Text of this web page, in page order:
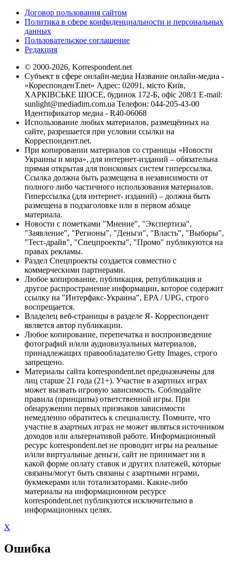
Договор пользования сайтом
Политика в сфере конфиденциальности и персональных
данных
Пользовательское соглашение
Редакция
© 2000-2026, Korrespondent.net
Субъект в сфере онлайн-медиа Название онлайн-медиа -
«КореспонденТ.net» Адрес: 02091, місто Київ,
ХАРКІВСЬКЕ ШОСЕ, будинок 172-Б, офіс 208/1 E-mail:
sunlight@mediadim.com.ua Телефон: 044-205-43-00
Идентификатор медиа - R40-06068
Использование любых материалов, размещённых на
сайте, разрешается при условии ссылки на
Корреспондент.net.
При копировании материалов со страницы «Новости
Украины и мира», для интернет-изданий – обязательна
прямая открытая для поисковых систем гиперссылка.
Ссылка должна быть размещена в независимости от
полного либо частичного использования материалов.
Гиперссылка (для интернет- изданий) – должна быть
размещена в подзаголовке или в первом абзаце
материала.
Новости с пометками "Мнение", "Экспертиза",
"Заявление", "Регионы", "Деньги", "Власть", "Выборы",
"Тест-драйв", "Спецпроекты", "Промо" публикуются на
правах рекламы.
Раздел Спецпроекты создается совместно с
коммерческими партнерами.
Любое копирование, публикация, републикация и
другое распространение информации, которое содержит
ссылку на "Интерфакс-Украина", EPA / UPG, строго
воспрещается.
Владелец веб-страницы в разделе Я- Корреспондент
является автор публикации.
Любое копирование, перепечатка и воспроизведение
фотографий и/или аудиовизуальных материалов,
принадлежащих правообладателю Getty Images, строго
запрещено.
Материалы сайта korrespondent.net предназначены для
лиц старше 21 года (21+). Участие в азартных играх
может вызвать игровую зависимость. Соблюдайте
правила (принципы) ответственной игры. При
обнаружении первых признаков зависимости
немедленно обратитесь к специалисту. Помните, что
участие в азартных играх не может являться источником
доходов или альтернативой работе. Информационный
ресурс korrespondent.net не проводит игры на реальные
и/или виртуальные деньги, сайт не принимает ни в
какой форме оплату ставок и других платежей, которые
связаны/могут быть связаны с азартными играми,
букмекерами или тотализаторами. Какие-либо
материалы на информационном ресурсе
korrespondent.net публикуются исключительно в
информационных целях.
X
Ошибка